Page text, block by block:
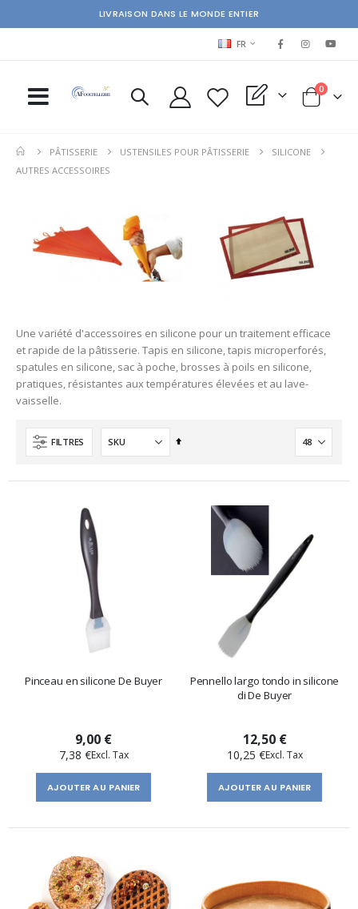
LIVRAISON DANS LE MONDE ENTIER
LANGUAGE
FR
My Quote Cart
0items
PÂTISSERIE USTENSILES POUR PÂTISSERIE
SILICONE
AUTRES ACCESSOIRES
Une variété d'accessoires en silicone pour un traitement efficace
et rapide de la pâtisserie. Tapis en silicone, tapis microperforés,
spatules en silicone, sac à poche, brosses à poils en silicone,
pratiques, résistantes aux températures élevées et au lave-
vaisselle.
FILTRES
Ordre
Pinceau en silicone De Buyer
9,00 €
7,38 €
AJOUTER AU PANIER
Pennello largo tondo in silicone
di De Buyer
12,50 €
10,25 €
AJOUTER AU PANIER